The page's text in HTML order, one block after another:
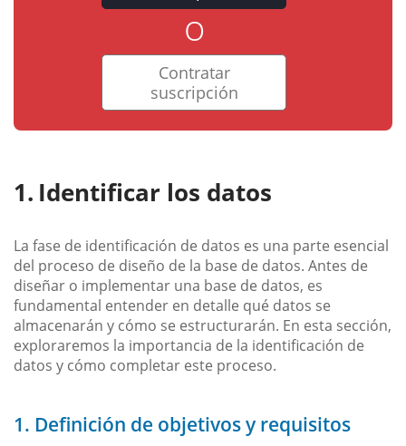
o
Contratar
suscripción
Identificar los datos
La fase de identificación de datos es una parte esencial
del proceso de diseño de la base de datos. Antes de
diseñar o implementar una base de datos, es
fundamental entender en detalle qué datos se
almacenarán y cómo se estructurarán. En esta sección,
exploraremos la importancia de la identificación de
datos y cómo completar este proceso.
1. Definición de objetivos y requisitos